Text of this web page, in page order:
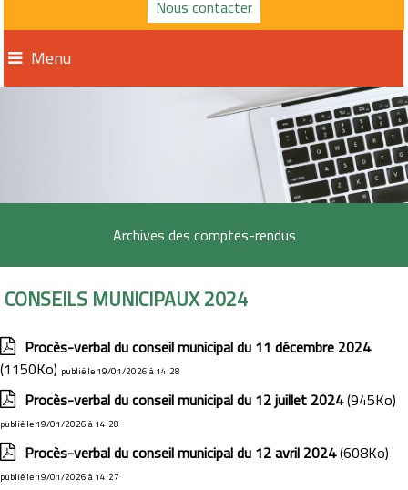
Nous contacter
Menu
Archives des comptes-rendus
CONSEILS MUNICIPAUX 2024
Procès-verbal du conseil municipal du 11 décembre 2024
(1150Ko) publié le 19/01/2026 à 14:28
Procès-verbal du conseil municipal du 12 juillet 2024(945Ko)
publié le 19/01/2026 à 14:28
Procès-verbal du conseil municipal du 12 avril 2024(608Ko)
publié le 19/01/2026 à 14:27